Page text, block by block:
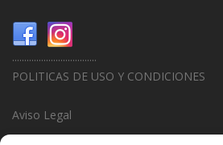
...................................
POLITICAS DE USO Y CONDICIONES
Aviso Legal